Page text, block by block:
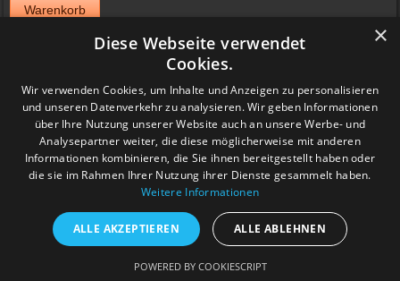
Warenkorb
Jazzvinyl.ch ist am Sonntag 06. April ab 10 Uhr an der
Schallplattenbörse im Volkshaus in Zürich
Wir haben auch einiges aus der Sammlung von Patrick! Ich bringe
viel Dolphy, Art Farmer usw.
Feedback
www.grashalm-it.ch |(www.pinkytoes.com)
×
Diese Webseite verwendet
Cookies.
Wir verwenden Cookies, um Inhalte und Anzeigen zu personalisieren
und unseren Datenverkehr zu analysieren. Wir geben Informationen
über Ihre Nutzung unserer Website auch an unsere Werbe- und
Analysepartner weiter, die diese möglicherweise mit anderen
Informationen kombinieren, die Sie ihnen bereitgestellt haben oder
die sie im Rahmen Ihrer Nutzung ihrer Dienste gesammelt haben.
Weitere Informationen
ALLE AKZEPTIEREN ALLE ABLEHNEN
POWERED BY COOKIESCRIPT